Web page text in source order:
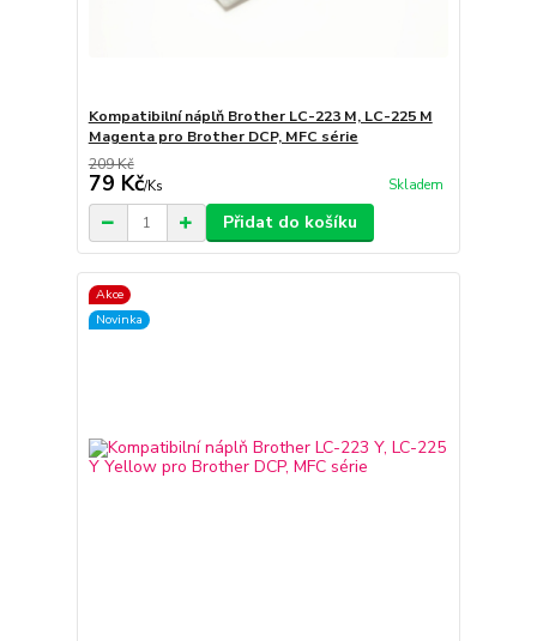
Kompatibilní náplň Brother LC-223 M, LC-225 M
Magenta pro Brother DCP, MFC série
209 Kč
79 Kč/Ks Skladem
Přidat do košíku
Akce
Novinka